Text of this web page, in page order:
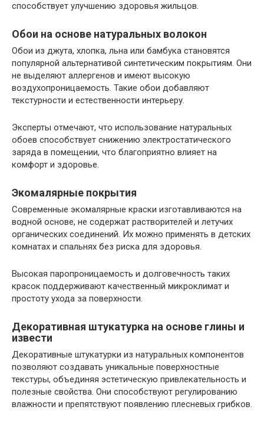
способствует улучшению здоровья жильцов.
Обои на основе натуральных волокон
Обои из джута, хлопка, льна или бамбука становятся
популярной альтернативой синтетическим покрытиям. Они
не выделяют аллергенов и имеют высокую
воздухопроницаемость. Такие обои добавляют
текстурности и естественности интерьеру.
Эксперты отмечают, что использование натуральных
обоев способствует снижению электростатического
заряда в помещении, что благоприятно влияет на
комфорт и здоровье.
Экомалярные покрытия
Современные экомалярные краски изготавливаются на
водной основе, не содержат растворителей и летучих
органических соединений. Их можно применять в детских
комнатах и спальнях без риска для здоровья.
Высокая паропроницаемость и долговечность таких
красок поддерживают качественный микроклимат и
простоту ухода за поверхности.
Декоративная штукатурка на основе глины и
извести
Декоративные штукатурки из натуральных компонентов
позволяют создавать уникальные поверхностные
текстуры, объединяя эстетическую привлекательность и
полезные свойства. Они способствуют регулированию
влажности и препятствуют появлению плесневых грибков.